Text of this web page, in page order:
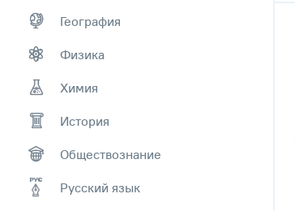
География
Физика
Химия
История
Обществознание
Русский язык